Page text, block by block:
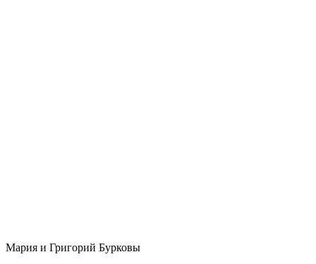
Мария и Григорий Бурковы